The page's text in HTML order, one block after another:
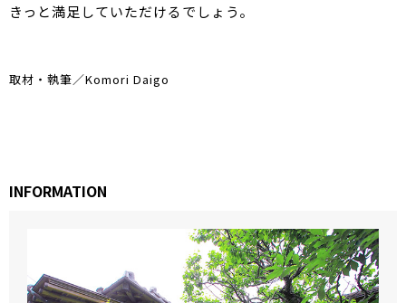
きっと満足していただけるでしょう。
取材・執筆／Komori Daigo
INFORMATION